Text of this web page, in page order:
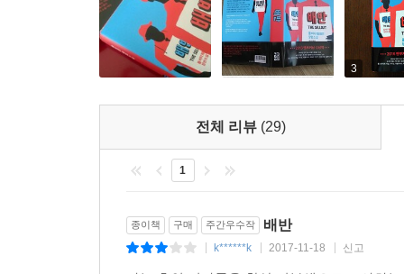
3
전체 리뷰 (29)
1
종이책 구매 주간우수작 배반
k******k 2017-11-18 신고